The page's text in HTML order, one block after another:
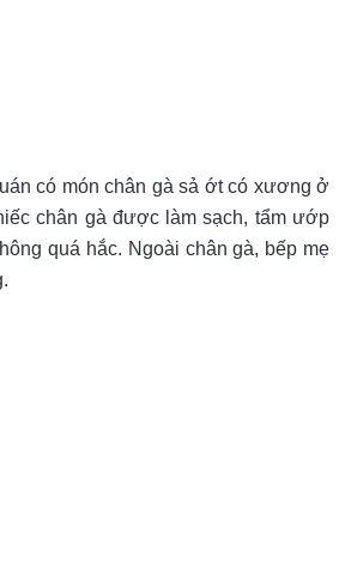
có món chân gà sả ớt có xương ở
chân gà được làm sạch, tẩm ướp
quá hắc. Ngoài chân gà, bếp mẹ